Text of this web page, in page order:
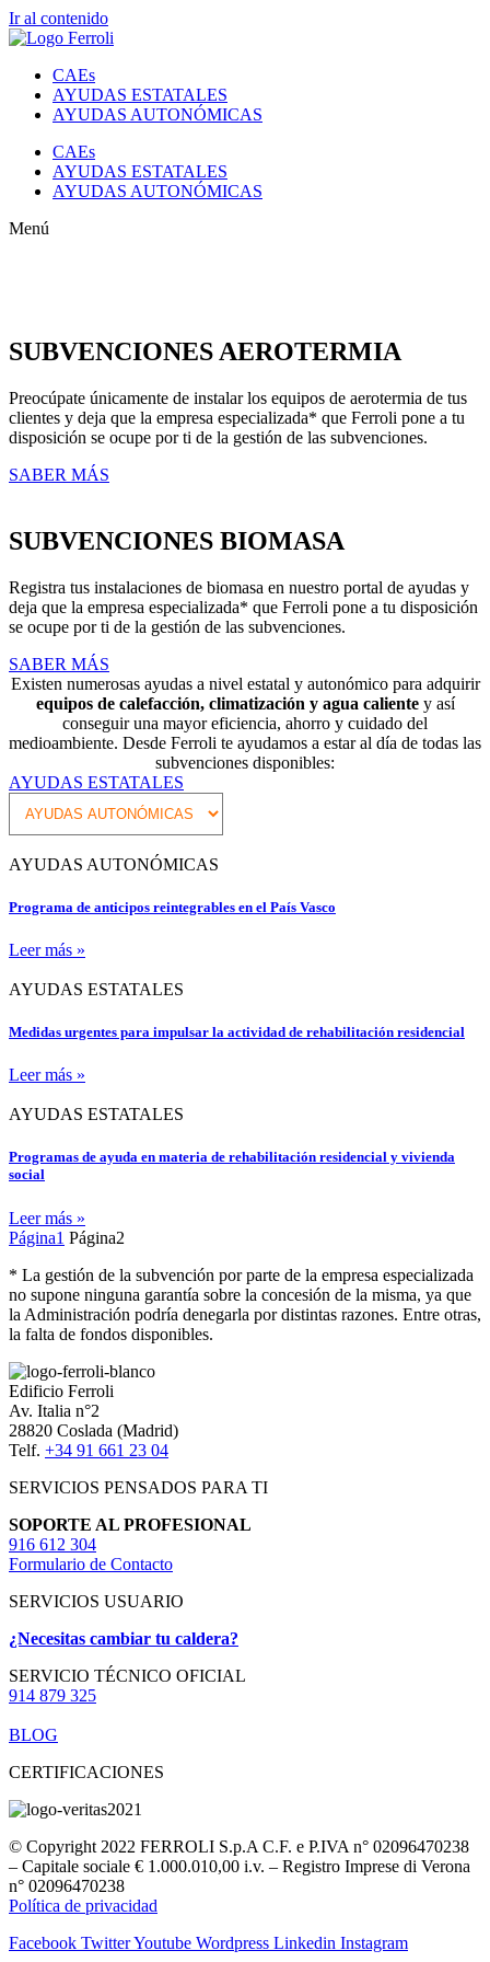
Ir al contenido
CAEs
AYUDAS ESTATALES
AYUDAS AUTONÓMICAS
CAEs
AYUDAS ESTATALES
AYUDAS AUTONÓMICAS
Menú
SUBVENCIONES AEROTERMIA
Preocúpate únicamente de instalar los equipos de aerotermia de tus
clientes y deja que la empresa especializada* que Ferroli pone a tu
disposición se ocupe por ti de la gestión de las subvenciones.
SABER MÁS
SUBVENCIONES BIOMASA
Registra tus instalaciones de biomasa en nuestro portal de ayudas y
deja que la empresa especializada* que Ferroli pone a tu disposición
se ocupe por ti de la gestión de las subvenciones.
SABER MÁS
Existen numerosas ayudas a nivel estatal y autonómico para adquirir
equipos de calefacción, climatización y agua caliente y así
conseguir una mayor eficiencia, ahorro y cuidado del
medioambiente. Desde Ferroli te ayudamos a estar al día de todas las
subvenciones disponibles:
AYUDAS ESTATALES
AYUDAS AUTONÓMICAS
Programa de anticipos reintegrables en el País Vasco
Leer más »
AYUDAS ESTATALES
Medidas urgentes para impulsar la actividad de rehabilitación residencial
Leer más »
AYUDAS ESTATALES
Programas de ayuda en materia de rehabilitación residencial y vivienda
social
Leer más »
Página1 Página2
* La gestión de la subvención por parte de la empresa especializada
no supone ninguna garantía sobre la concesión de la misma, ya que
la Administración podría denegarla por distintas razones. Entre otras,
la falta de fondos disponibles.
Edificio Ferroli
Av. Italia n°2
28820 Coslada (Madrid)
Telf. +34 91 661 23 04
SERVICIOS PENSADOS PARA TI
SOPORTE AL PROFESIONAL
916 612 304
Formulario de Contacto
SERVICIOS USUARIO
¿Necesitas cambiar tu caldera?
SERVICIO TÉCNICO OFICIAL
914 879 325
BLOG
CERTIFICACIONES
© Copyright 2022 FERROLI S.p.A C.F. e P.IVA n° 02096470238
– Capitale sociale € 1.000.010,00 i.v. – Registro Imprese di Verona
n° 02096470238
Política de privacidad
Facebook TwitterYoutube Wordpress Linkedin Instagram